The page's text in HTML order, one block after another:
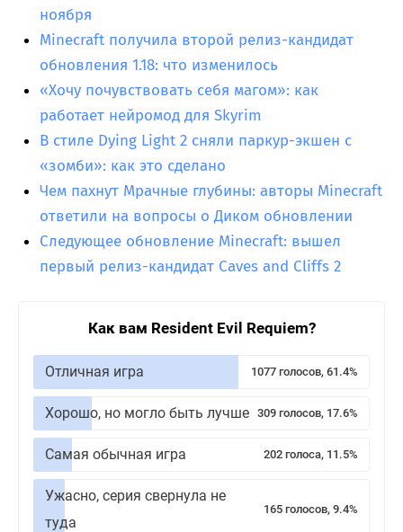
ноября
Minecraft получила второй релиз-кандидат
обновления 1.18: что изменилось
«Хочу почувствовать себя магом»: как
работает нейромод для Skyrim
В стиле Dying Light 2 сняли паркур-экшен с
«зомби»: как это сделано
Чем пахнут Мрачные глубины: авторы Minecraft
ответили на вопросы о Диком обновлении
Следующее обновление Minecraft: вышел
первый релиз-кандидат Caves and Cliffs 2
Как вам Resident Evil Requiem?
Отличная игра 1077 голосов, 61.4%
Хорошо, но могло быть лучше 309 голосов, 17.6%
Самая обычная игра 202 голоса, 11.5%
Ужасно, серия свернула не
туда
165 голосов, 9.4%